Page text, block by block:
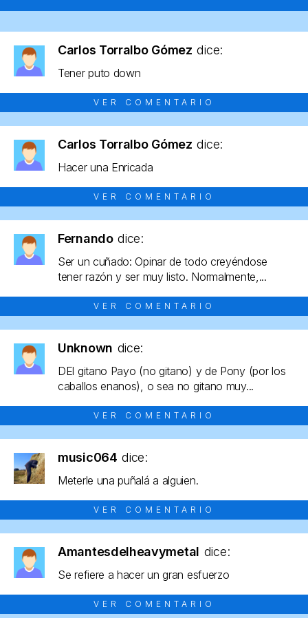
Carlos Torralbo Gómez dice:
Tener puto down
VER COMENTARIO
Carlos Torralbo Gómez dice:
Hacer una Enricada
VER COMENTARIO
Fernando dice:
Ser un cuñado: Opinar de todo creyéndose
tener razón y ser muy listo. Normalmente,...
VER COMENTARIO
Unknown dice:
DEl gitano Payo (no gitano) y de Pony (por los
caballos enanos), o sea no gitano muy...
VER COMENTARIO
music064 dice:
Meterle una puñalá a alguien.
VER COMENTARIO
Amantesdelheavymetal dice:
Se refiere a hacer un gran esfuerzo
VER COMENTARIO